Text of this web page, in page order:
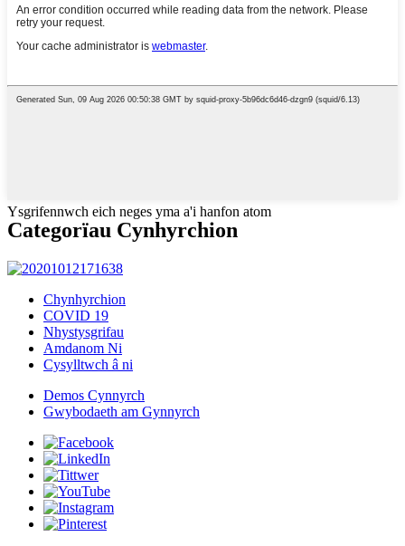
Ysgrifennwch eich neges yma a'i hanfon atom
Categorïau Cynhyrchion
Chynhyrchion
COVID 19
Nhystysgrifau
Amdanom Ni
Cysylltwch â ni
Demos Cynnyrch
Gwybodaeth am Gynnyrch